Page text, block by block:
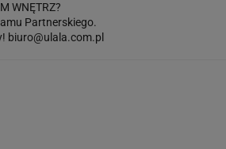
WNĘTRZ?
Partnerskiego.
biuro@ulala.com.pl